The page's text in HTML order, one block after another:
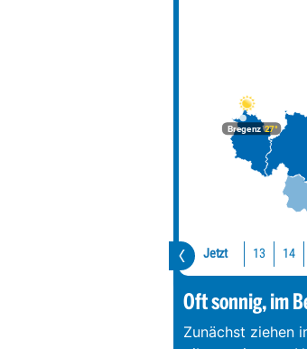
Bregenz27°
Jetzt 13 14
Oft sonnig, im
Zunächst ziehen